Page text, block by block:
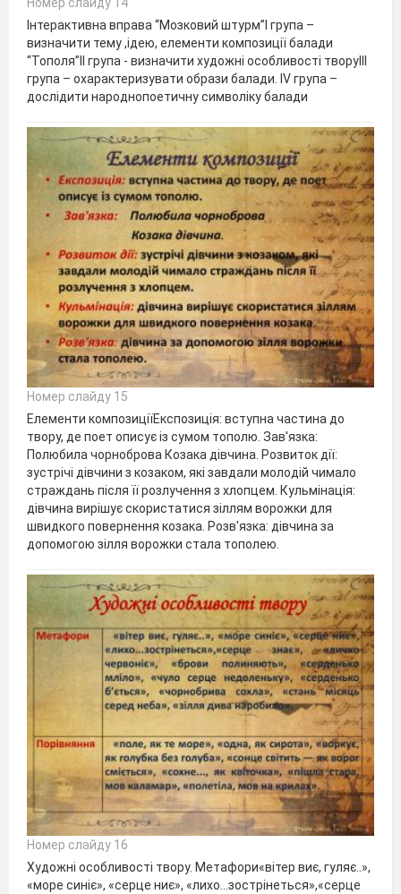
Номер слайду 14
Інтерактивна вправа “Мозковий штурм”І група –
визначити тему ,ідею, елементи композиції балади
“Тополя”ІІ група - визначити художні особливості творуІІІ
група – охарактеризувати образи балади. IV група –
дослідити народнопоетичну символіку балади
Номер слайду 15
Елементи композиціїЕкспозиція: вступна частина до
твору, де поет описує із сумом тополю. Зав'язка:
Полюбила чорноброва Козака дівчина. Розвиток дії:
зустрічі дівчини з козаком, які завдали молодій чимало
страждань після її розлучення з хлопцем. Кульмінація:
дівчина вирішує скористатися зіллям ворожки для
швидкого повернення козака. Розв'язка: дівчина за
допомогою зілля ворожки стала тополею.
Номер слайду 16
Художні особливості твору. Метафори«вітер виє, гуляє..»,
«море синіє», «серце ниє», «лихо...зострінеться»,«серце